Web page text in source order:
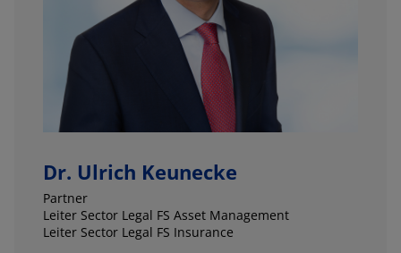
Dr. Ulrich Keunecke
Partner
Leiter Sector Legal FS Asset Management
Leiter Sector Legal FS Insurance